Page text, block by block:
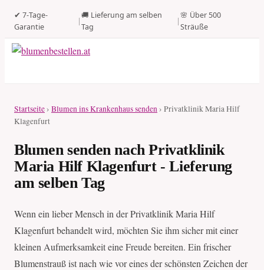
✔ 7-Tage-
Garantie
|
🚚 Lieferung am selben
Tag
|
🌸 Über 500
Sträuße
Startseite› Blumen ins Krankenhaus senden› Privatklinik Maria Hilf
Klagenfurt
Blumen senden nach Privatklinik
Maria Hilf Klagenfurt - Lieferung
am selben Tag
Wenn ein lieber Mensch in der Privatklinik Maria Hilf
Klagenfurt behandelt wird, möchten Sie ihm sicher mit einer
kleinen Aufmerksamkeit eine Freude bereiten. Ein frischer
Blumenstrauß ist nach wie vor eines der schönsten Zeichen der